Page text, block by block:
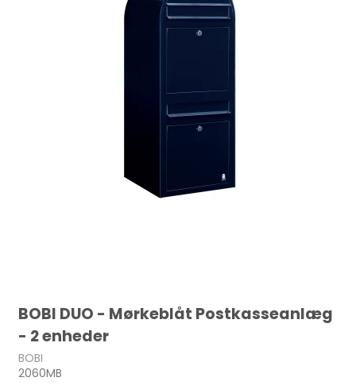
BOBI DUO - Mørkeblåt Postkasseanlæg
- 2 enheder
BOBI
2060MB